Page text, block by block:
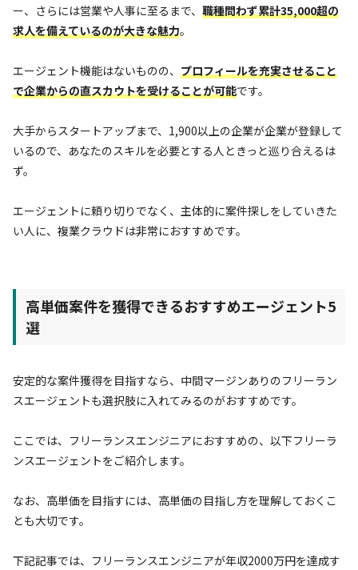
ー、さらには営業や人事に至るまで、 職種問わず累計35,000超の
求人を備えているのが大きな魅力。
エージェント機能はないものの、 プロフィールを充実させること
で企業からの直スカウトを受けることが可能です。
大手からスタートアップまで、1,900以上の企業が企業が登録して
いるので、あなたのスキルを必要とする人ときっと巡り合えるは
ず。
エージェントに頼り切りでなく、主体的に案件探しをしていきた
い人に、複業クラウドは非常におすすめです。
高単価案件を獲得できるおすすめエージェント5
選
安定的な案件獲得を目指すなら、中間マージンありのフリーラン
スエージェントも選択肢に入れてみるのがおすすめです。
ここでは、フリーランスエンジニアにおすすめの、以下フリーラ
ンスエージェントをご紹介します。
なお、高単価を目指すには、高単価の目指し方を理解しておくこ
とも大切です。
下記記事では、フリーランスエンジニアが年収2000万円を達成す